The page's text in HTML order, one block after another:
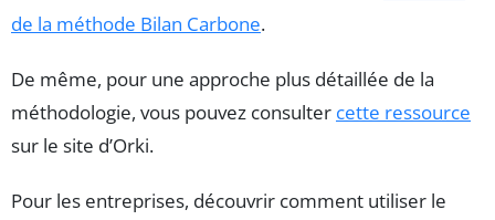
de la méthode Bilan Carbone.
De même, pour une approche plus détaillée de la
méthodologie, vous pouvez consulter cette ressource
sur le site d’Orki.
Pour les entreprises, découvrir comment utiliser le